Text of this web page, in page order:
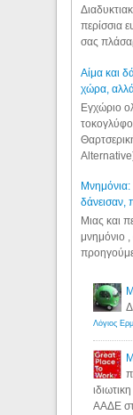
περίσσια
σας
Αίμα και
χώρα,
Εγχώριο
Μνημόνια:
δάνεισαν,
Μιας και
μνημόνιο ,
ΑΑΔΕ